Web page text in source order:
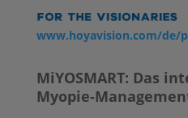
www.hoyavision.com/
MiYOSMART: Das
Myopie-